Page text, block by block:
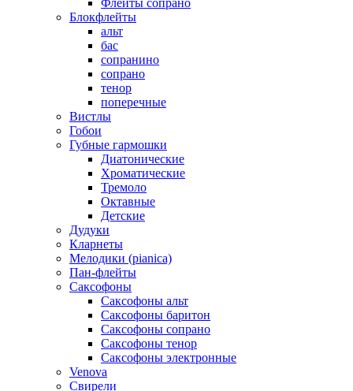
Блокфлейты
альт
бас
сопранино
сопрано
тенор
поперечные
Вистлы
Гобои
Губные гармошки
Диатонические
Хроматические
Тремоло
Октавные
Детские
Дудуки
Кларнеты
Мелодики (pianica)
Пан-флейты
Саксофоны
Саксофоны альт
Саксофоны баритон
Саксофоны сопрано
Саксофоны тенор
Саксофоны электронные
Venova
Свирели